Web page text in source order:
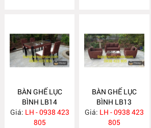
BÀN GHẾ LỤC
BÌNH LB14
Giá: LH - 0938 423
805
BÀN GHẾ LỤC
BÌNH LB13
Giá: LH - 0938 423
805